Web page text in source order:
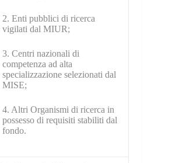
2. Enti pubblici di ricerca
vigilati dal MIUR;
3. Centri nazionali di
competenza ad alta
specializzazione selezionati dal
MISE;
4. Altri Organismi di ricerca in
possesso di requisiti stabiliti dal
fondo.